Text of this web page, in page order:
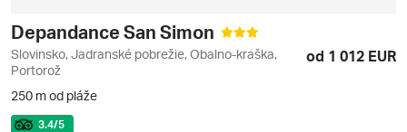
Depandance San Simon
Slovinsko, Jadranské pobrežie, Obalno-kraška,
Portorož
od 1 012 EUR
250 m od pláže
3.4/5